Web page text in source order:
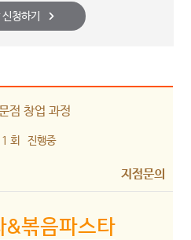
청하기
점 창업 과정
1 회
지점문의
진행중
&볶음파스타